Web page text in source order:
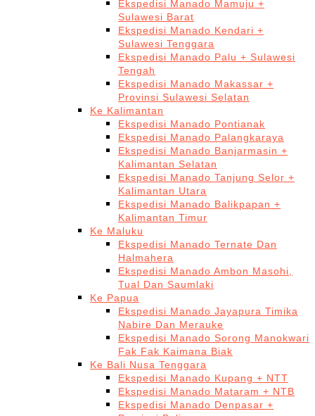
Ekspedisi Manado Mamuju +
Sulawesi Barat
Ekspedisi Manado Kendari +
Sulawesi Tenggara
Ekspedisi Manado Palu + Sulawesi
Tengah
Ekspedisi Manado Makassar +
Provinsi Sulawesi Selatan
Ke Kalimantan
Ekspedisi Manado Pontianak
Ekspedisi Manado Palangkaraya
Ekspedisi Manado Banjarmasin +
Kalimantan Selatan
Ekspedisi Manado Tanjung Selor +
Kalimantan Utara
Ekspedisi Manado Balikpapan +
Kalimantan Timur
Ke Maluku
Ekspedisi Manado Ternate Dan
Halmahera
Ekspedisi Manado Ambon Masohi,
Tual Dan Saumlaki
Ke Papua
Ekspedisi Manado Jayapura Timika
Nabire Dan Merauke
Ekspedisi Manado Sorong Manokwari
Fak Fak Kaimana Biak
Ke Bali Nusa Tenggara
Ekspedisi Manado Kupang + NTT
Ekspedisi Manado Mataram + NTB
Ekspedisi Manado Denpasar +